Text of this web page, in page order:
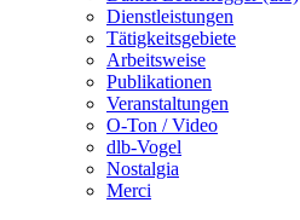
Dienstleistungen
Tätigkeitsgebiete
Arbeitsweise
Publikationen
Veranstaltungen
O-Ton / Video
dlb-Vogel
Nostalgia
Merci